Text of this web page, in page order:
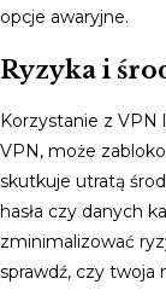
opcje awaryjne.
Ryzyka i
Korzystanie z
VPN, może
skutkuje utratą
hasła czy danych
zminimalizować
sprawdź, czy twoja